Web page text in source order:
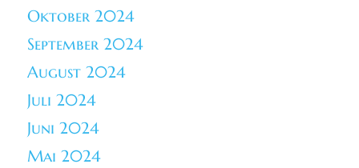
Oktober 2024
September 2024
August 2024
Juli 2024
Juni 2024
Mai 2024